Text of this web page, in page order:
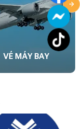
VÉ MÁY BAY